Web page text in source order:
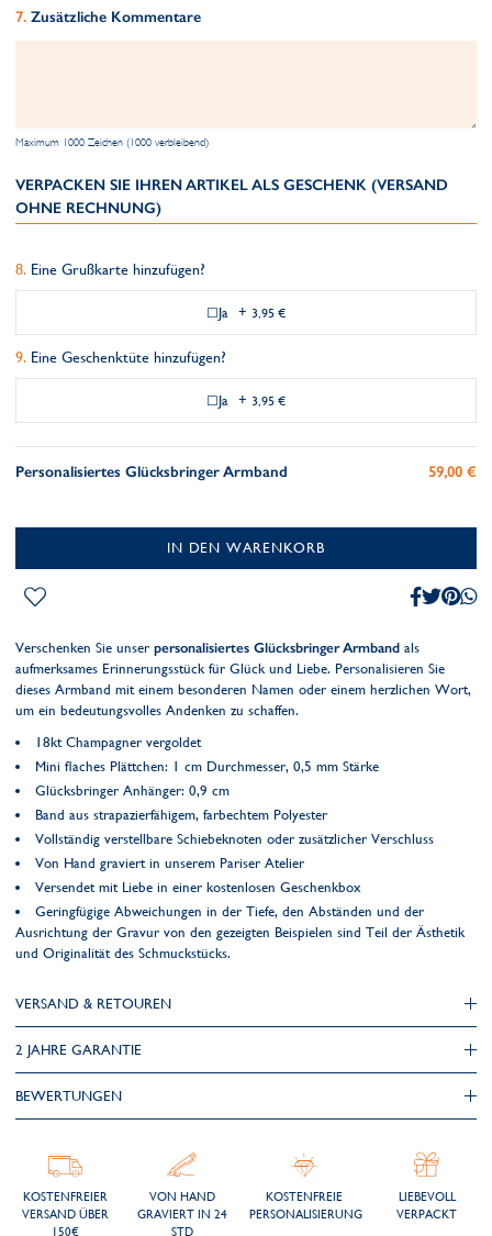
Zusätzliche Kommentare
Maximum 1000 Zeichen (1000 verbleibend)
VERPACKEN SIE IHREN ARTIKEL ALS GESCHENK (VERSAND
OHNE RECHNUNG)
Eine Grußkarte hinzufügen?
Ja + 3,95 €
Eine Geschenktüte hinzufügen?
Ja + 3,95 €
Personalisiertes Glücksbringer Armband 59,00 €
IN DEN WARENKORB
Verschenken Sie unser personalisiertes Glücksbringer Armband als
aufmerksames Erinnerungsstück für Glück und Liebe. Personalisieren Sie
dieses Armband mit einem besonderen Namen oder einem herzlichen Wort,
um ein bedeutungsvolles Andenken zu schaffen.
18kt Champagner vergoldet
Mini flaches Plättchen: 1 cm Durchmesser, 0,5 mm Stärke
Glücksbringer Anhänger: 0,9 cm
Band aus strapazierfähigem, farbechtem Polyester
Vollständig verstellbare Schiebeknoten oder zusätzlicher Verschluss
Von Hand graviert in unserem Pariser Atelier
Versendet mit Liebe in einer kostenlosen Geschenkbox
Geringfügige Abweichungen in der Tiefe, den Abständen und der
Ausrichtung der Gravur von den gezeigten Beispielen sind Teil der Ästhetik
und Originalität des Schmuckstücks.
VERSAND & RETOUREN
2 JAHRE GARANTIE
BEWERTUNGEN
KOSTENFREIER
VERSAND ÜBER
150€
VON HAND
GRAVIERT IN 24
STD
KOSTENFREIE
PERSONALISIERUNG
LIEBEVOLL
VERPACKT